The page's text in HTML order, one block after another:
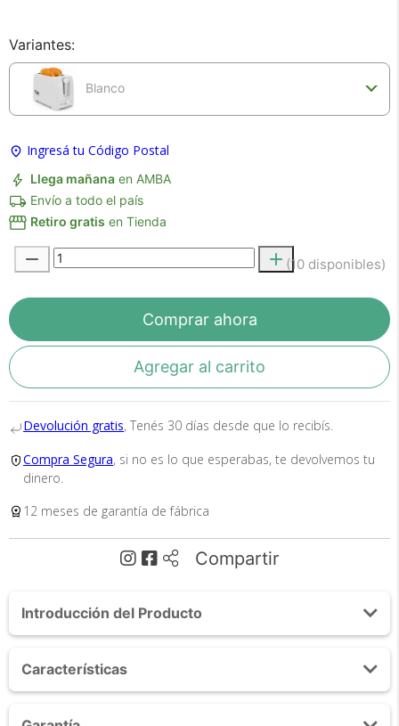
Variantes:
Blanco
Ingresá tu Código Postal
Llega mañana en AMBA
Envío a todo el país
Retiro gratis en Tienda
(10 disponibles)
Comprar ahora
Agregar al carrito
Devolución gratis, Tenés 30 días desde que lo recibís.
Compra Segura, si no es lo que esperabas, te devolvemos tu
dinero.
12 meses de garantía de fábrica
Compartir
Introducción del Producto
2 Rebanadas 6 Niveles De Tostado Defrost
Recalentar Bandeja Extraible
Desayunos Rapidos Y Deliciosos
Características
Recibí el producto que esperabas o
te devolvemos tu dinero.
que esperabas o te devolvemos el 100% de tu
dinero!
Tu compra segura
Cumplimos con los más altos estándares de
seguridad. Nos avalan 14 años de